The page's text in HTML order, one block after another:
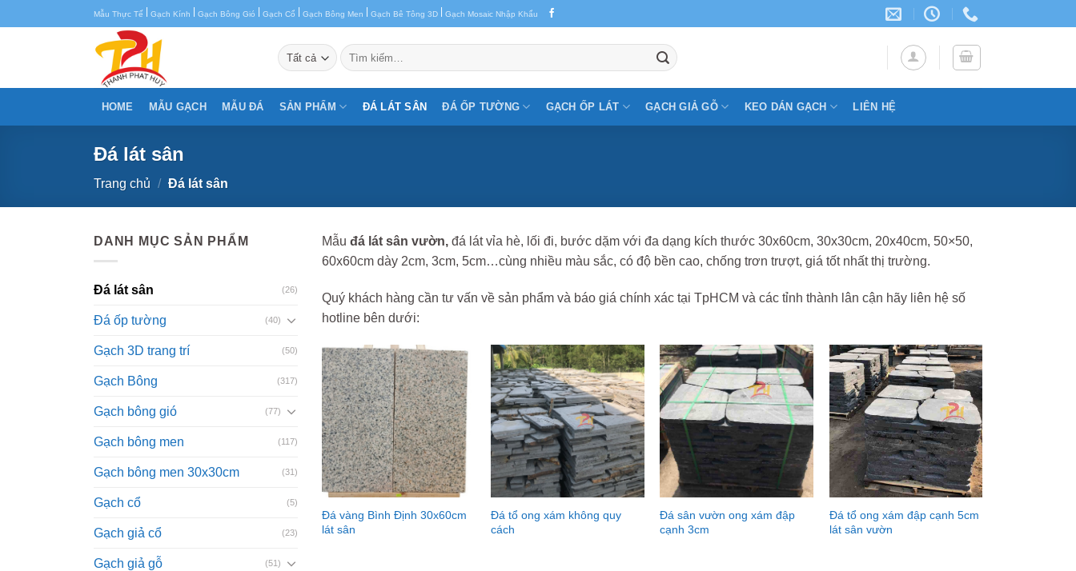
đến
Mẫu Thực Tế | Gạch Kính | Gạch Bông Gió | Gạch Cổ | Gạch Bông Men | Gạch Bê Tông 3D | Gạch Mosaic Nhập Khẩu
Tìm
kiếm:
HOME MẪU GẠCH MẪU ĐÁ SẢN PHẨM ĐÁ LÁT SÂN ĐÁ ỐP TƯỜNG GẠCH ỐP LÁT GẠCH GIẢ GỖ KEO DÁN GẠCH LIÊN HỆ
Đá lát sân
Trang chủ / Đá lát sân
DANH MỤC SẢN PHẨM
Đá lát sân (26)
Đá ốp tường (40)
Gạch 3D trang trí (50)
Gạch Bông (317)
Gạch bông gió (77)
Gạch bông men (117)
Gạch bông men 30x30cm (31)
Gạch cổ (5)
Gạch giả cổ (23)
Gạch giả gỗ (51)
Mẫu đá lát sân vườn, đá lát vỉa hè, lối đi, bước dặm với đa dạng kích thước 30x60cm, 30x30cm, 20x40cm, 50×50,
60x60cm dày 2cm, 3cm, 5cm…cùng nhiều màu sắc, có độ bền cao, chống trơn trượt, giá tốt nhất thị trường.
Quý khách hàng cần tư vấn về sản phẩm và báo giá chính xác tại TpHCM và các tỉnh thành lân cận hãy liên hệ số
hotline bên dưới:
Đá vàng Bình Định 30x60cm
lát sân
Đá tổ ong xám không quy
cách
Đá sân vườn ong xám đập
cạnh 3cm
Đá tổ ong xám đập cạnh 5cm
lát sân vườn